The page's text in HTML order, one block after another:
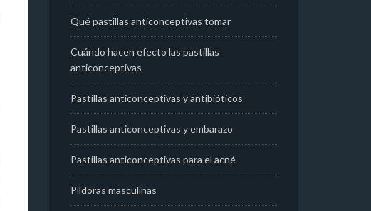
Qué pastillas anticonceptivas tomar
Cuándo hacen efecto las pastillas
anticonceptivas
Pastillas anticonceptivas y antibióticos
Pastillas anticonceptivas y embarazo
Pastillas anticonceptivas para el acné
Píldoras masculinas